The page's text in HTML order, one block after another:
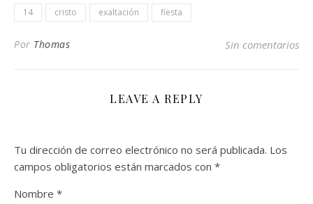
14 cristo exaltación fiesta
Por Thomas Sin comentarios
LEAVE A REPLY
Tu dirección de correo electrónico no será publicada. Los
campos obligatorios están marcados con *
Nombre *